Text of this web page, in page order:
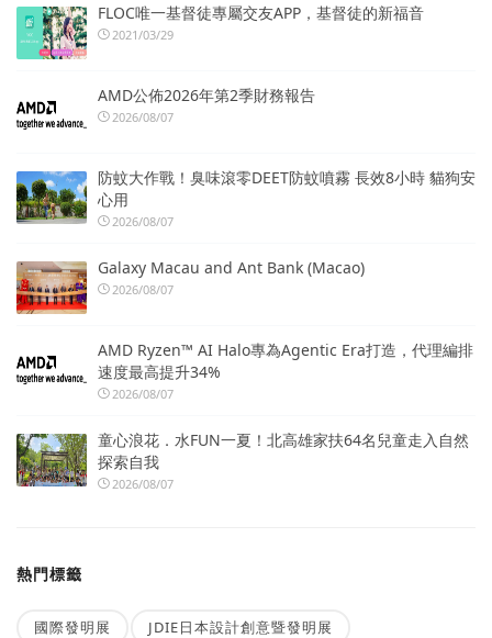
FLOC唯一基督徒專屬交友APP，基督徒的新福音
2021/03/29
AMD公佈2026年第2季財務報告
2026/08/07
防蚊大作戰！臭味滾零DEET防蚊噴霧 長效8小時 貓狗安
心用
2026/08/07
Galaxy Macau and Ant Bank (Macao)
2026/08/07
AMD Ryzen™ AI Halo專為Agentic Era打造，代理編排
速度最高提升34%
2026/08/07
童心浪花．水FUN一夏！北高雄家扶64名兒童走入自然
探索自我
2026/08/07
熱門標籤
國際發明展 JDIE日本設計創意暨發明展